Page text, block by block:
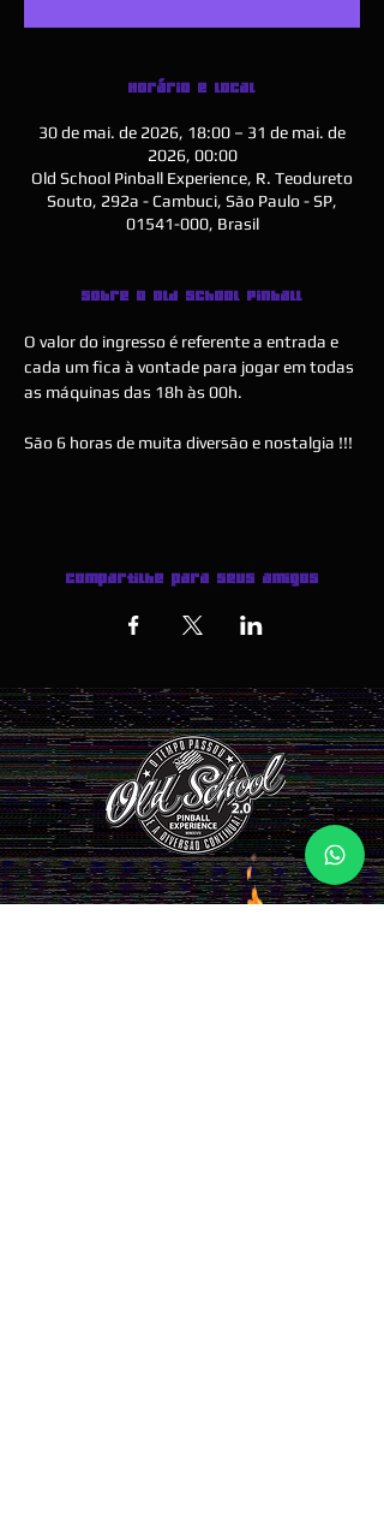
Horário e local
30 de mai. de 2026, 18:00 – 31 de mai. de
2026, 00:00
Old School Pinball Experience, R. Teodureto
Souto, 292a - Cambuci, São Paulo - SP,
01541-000, Brasil
Sobre o Old School Pinball
O valor do ingresso é referente a entrada e
cada um fica à vontade para jogar em todas
as máquinas das 18h às 00h.
São 6 horas de muita diversão e nostalgia !!!
Compartilhe para seus amigos